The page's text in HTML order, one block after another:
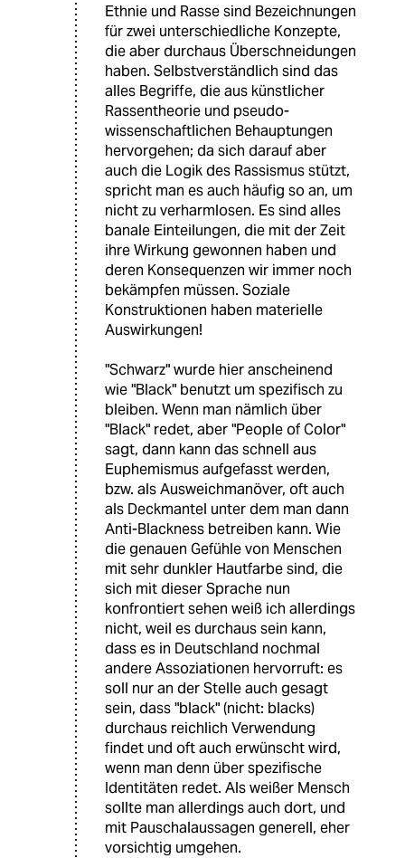
Ethnie und Rasse sind Bezeichnungen
für zwei unterschiedliche Konzepte,
die aber durchaus Überschneidungen
haben. Selbstverständlich sind das
alles Begriffe, die aus künstlicher
Rassentheorie und pseudo-
wissenschaftlichen Behauptungen
hervorgehen; da sich darauf aber
auch die Logik des Rassismus stützt,
spricht man es auch häufig so an, um
nicht zu verharmlosen. Es sind alles
banale Einteilungen, die mit der Zeit
ihre Wirkung gewonnen haben und
deren Konsequenzen wir immer noch
bekämpfen müssen. Soziale
Konstruktionen haben materielle
Auswirkungen!
"Schwarz" wurde hier anscheinend
wie "Black" benutzt um spezifisch zu
bleiben. Wenn man nämlich über
"Black" redet, aber "People of Color"
sagt, dann kann das schnell aus
Euphemismus aufgefasst werden,
bzw. als Ausweichmanöver, oft auch
als Deckmantel unter dem man dann
Anti-Blackness betreiben kann. Wie
die genauen Gefühle von Menschen
mit sehr dunkler Hautfarbe sind, die
sich mit dieser Sprache nun
konfrontiert sehen weiß ich allerdings
nicht, weil es durchaus sein kann,
dass es in Deutschland nochmal
andere Assoziationen hervorruft: es
soll nur an der Stelle auch gesagt
sein, dass "black" (nicht: blacks)
durchaus reichlich Verwendung
findet und oft auch erwünscht wird,
wenn man denn über spezifische
Identitäten redet. Als weißer Mensch
sollte man allerdings auch dort, und
mit Pauschalaussagen generell, eher
vorsichtig umgehen.